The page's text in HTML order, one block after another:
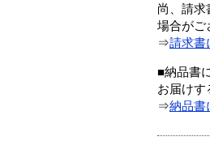
尚、請求
場合がご
⇒請求書
■納品書
お届けす
⇒納品書